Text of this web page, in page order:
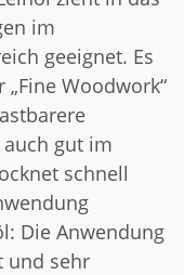
im
geeignet. Es
Woodwork“
gut im
schnell
Die Anwendung
und sehr